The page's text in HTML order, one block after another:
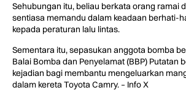
Sehubungan itu, beliau berkata orang ramai
sentiasa memandu dalam keadaan berhati-
kepada peraturan lalu lintas.
Sementara itu, sepasukan anggota bomba
Balai Bomba dan Penyelamat (BBP) Putatan
kejadian bagi membantu mengeluarkan
dalam kereta Toyota Camry. – Info X